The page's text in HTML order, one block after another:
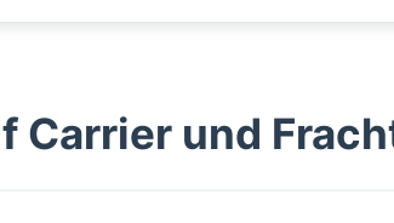
Carrier und